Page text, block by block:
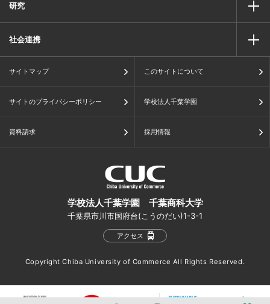
研究
社会連携
サイトマップ このサイトについて
サイトのプライバシーポリシー 学校法人千葉学園
資料請求 採用情報
学校法人千葉学園 千葉商科大学
千葉県市川市国府台(こうのだい)1-3-1
アクセス
Copyright Chiba University of Commerce All Rights Reserved.